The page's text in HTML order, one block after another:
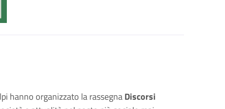
hanno organizzato la rassegnaDiscorsi